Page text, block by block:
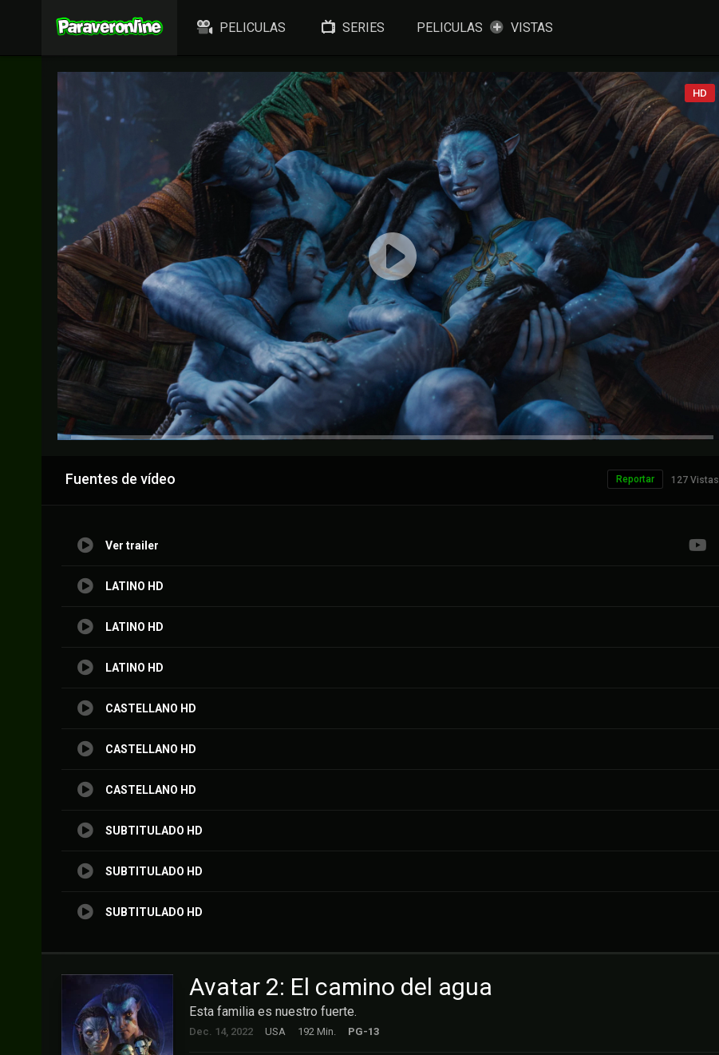
PELICULAS SERIES PELICULAS VISTAS
HD
Fuentes de vídeo 127 Vistas
Reportar
Ver trailer
LATINO HD
LATINO HD
LATINO HD
CASTELLANO HD
CASTELLANO HD
CASTELLANO HD
SUBTITULADO HD
SUBTITULADO HD
SUBTITULADO HD
Avatar 2: El camino del agua
Esta familia es nuestro fuerte.
Dec. 14, 2022 USA 192 Min. PG-13